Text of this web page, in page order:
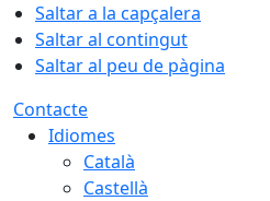
Saltar a la capçalera
Saltar al contingut
Saltar al peu de pàgina
Contacte
Idiomes
Català
Castellà